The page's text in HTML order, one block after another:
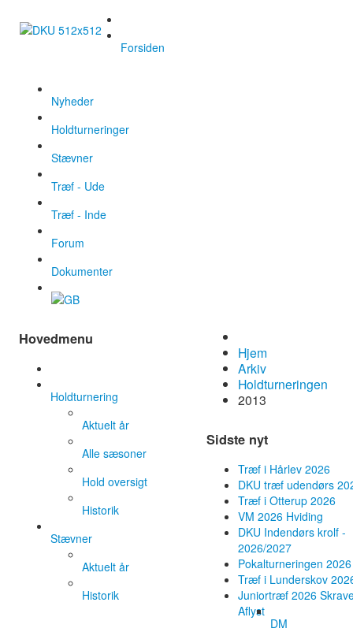
Forsiden
Nyheder
Holdturneringer
Stævner
Træf - Ude
Træf - Inde
Forum
Dokumenter
Hjem
Arkiv
Holdturneringen
2013
Sidste nyt
Træf i Hårlev 2026
DKU træf udendørs
Træf i Otterup 2026
VM 2026 Hviding
DKU Indendørs krolf -
2026/2027
Pokalturneringen 2026
Træf i Lunderskov
Juniortræf 2026
Aflyst
Hovedmenu
Holdturnering
Aktuelt år
Alle sæsoner
Hold oversigt
Historik
Stævner
Aktuelt år
Historik
DM